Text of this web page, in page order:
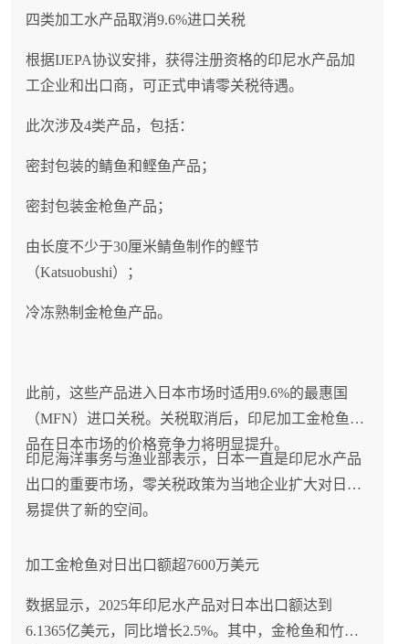
四类加工水产品取消9.6%进口关税
根据IJEPA协议安排，获得注册资格的印尼水产品加
工企业和出口商，可正式申请零关税待遇。
此次涉及4类产品，包括：
密封包装的鲭鱼和鲣鱼产品；
密封包装金枪鱼产品；
由长度不少于30厘米鲭鱼制作的鲣节
（Katsuobushi）；
冷冻熟制金枪鱼产品。
此前，这些产品进入日本市场时适用9.6%的最惠国
（MFN）进口关税。关税取消后，印尼加工金枪鱼产
品在日本市场的价格竞争力将明显提升。
印尼海洋事务与渔业部表示，日本一直是印尼水产品
出口的重要市场，零关税政策为当地企业扩大对日贸
易提供了新的空间。
加工金枪鱼对日出口额超7600万美元
数据显示，2025年印尼水产品对日本出口额达到
6.1365亿美元，同比增长2.5%。其中，金枪鱼和竹荚